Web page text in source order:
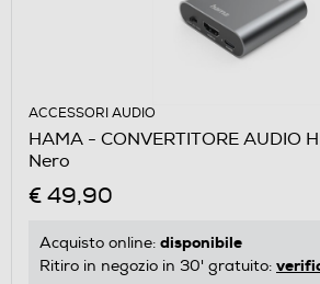
ACCESSORI AUDIO
HAMA - CONVERTITORE AUDIO
Nero
€ 49,90
Acquisto online: disponibile
Ritiro in negozio in 30' gratuito: